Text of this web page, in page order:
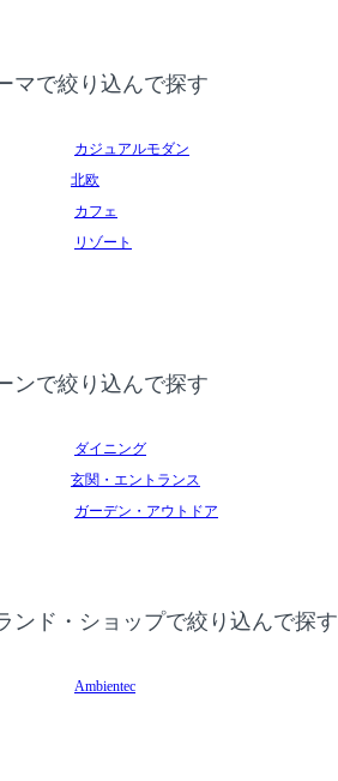
マで絞り込んで探す
カジュアルモダン
北欧
カフェ
リゾート
ンで絞り込んで探す
ダイニング
玄関・エントランス
ガーデン・アウトドア
ンド・ショップで絞り込んで探す
Ambientec